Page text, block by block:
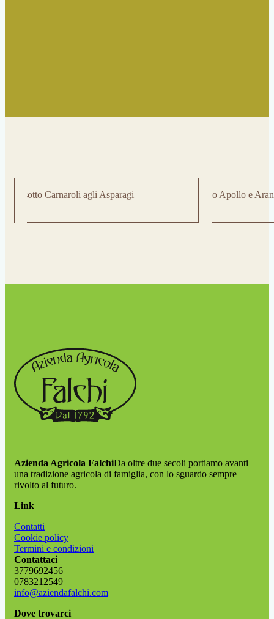
Risotto Carnaroli agli Asparagi Riso Apollo e
Azienda Agricola FalchiDa oltre due secoli portiamo avanti
una tradizione agricola di famiglia, con lo sguardo sempre
rivolto al futuro.
Link
Contatti
Cookie policy
Termini e condizioni
Contattaci
3779692456
0783212549
info@aziendafalchi.com
Dove trovarci